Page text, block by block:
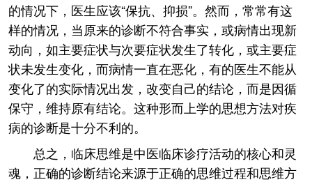
的情况下，医生应该“保抗、抑损”。然而，常常有这
样的情况，当原来的诊断不符合事实，或病情出现新
动向，如主要症状与次要症状发生了转化，或主要症
状未发生变化，而病情一直在恶化，有的医生不能从
变化了的实际情况出发，改变自己的结论，而是因循
保守，维持原有结论。这种形而上学的思想方法对疾
病的诊断是十分不利的。
总之，临床思维是中医临床诊疗活动的核心和灵
魂，正确的诊断结论来源于正确的思维过程和思维方